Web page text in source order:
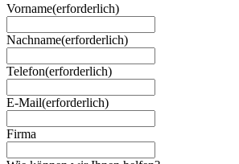
Vorname(erforderlich)
Nachname(erforderlich)
Telefon(erforderlich)
E-Mail(erforderlich)
Firma